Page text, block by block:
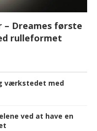
– Dreames første
rulleformet
værkstedet med
ved at have en